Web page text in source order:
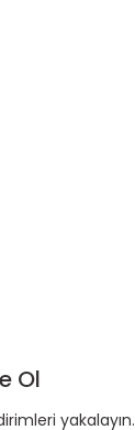
Ol
yakalayın.